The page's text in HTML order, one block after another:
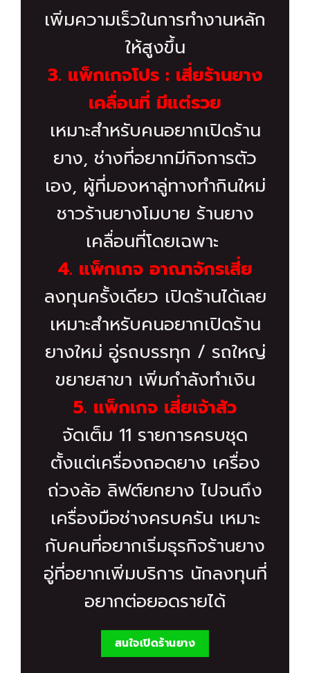
เพิ่มความเร็วในการทำงานหลัก
ให้สูงขึ้น
3. แพ็กเกจโปร : เสี่ยร้านยาง
เคลื่อนที่ มีแต่รวย
เหมาะสำหรับคนอยากเปิดร้าน
ยาง, ช่างที่อยากมีกิจการตัว
เอง, ผู้ที่มองหาลู่ทางทำกินใหม่
ชาวร้านยางโมบาย ร้านยาง
เคลื่อนที่โดยเฉพาะ
4. แพ็กเกจ อาณาจักรเสี่ย
ลงทุนครั้งเดียว เปิดร้านได้เลย
เหมาะสำหรับคนอยากเปิดร้าน
ยางใหม่ อู่รถบรรทุก / รถใหญ่
ขยายสาขา เพิ่มกำลังทำเงิน
5. แพ็กเกจ เสี่ยเจ้าสัว
จัดเต็ม 11 รายการครบชุด
ตั้งแต่เครื่องถอดยาง เครื่อง
ถ่วงล้อ ลิฟต์ยกยาง ไปจนถึง
เครื่องมือช่างครบครัน เหมาะ
กับคนที่อยากเริ่มธุรกิจร้านยาง
อู่ที่อยากเพิ่มบริการ นักลงทุนที่
อยากต่อยอดรายได้
สนใจเปิดร้านยาง